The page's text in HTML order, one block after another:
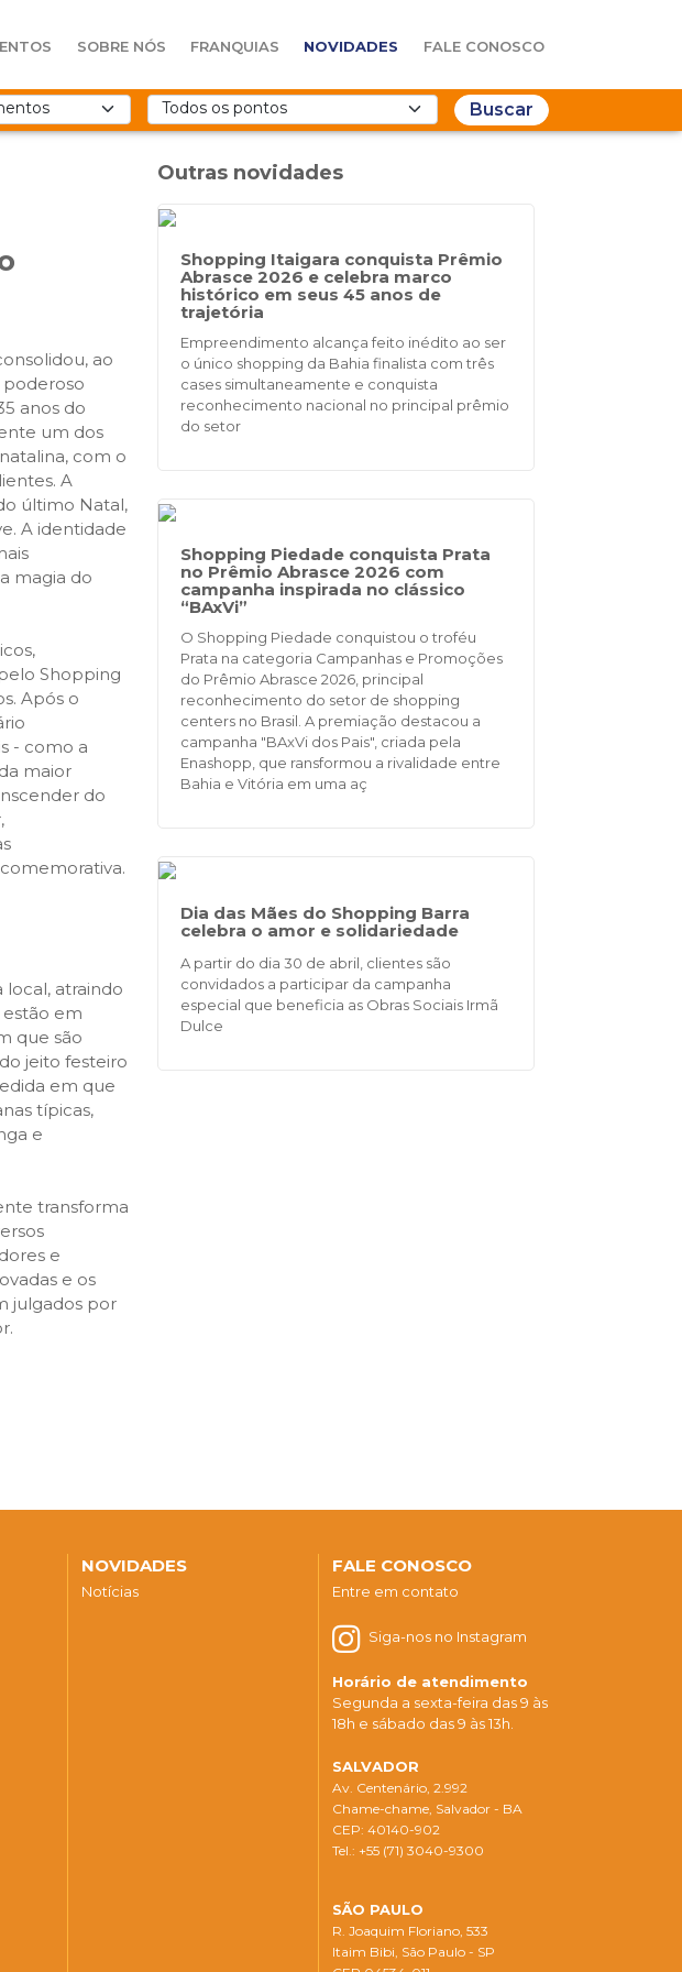
SOBRE NÓS FRANQUIAS NOVIDADES FALE CONOSCO
Buscar
ao
poderoso
anos do
um dos
com o
A
último Natal,
A identidade
magia do
Shopping
Após o
- como a
maior
do
atraindo
estão em
que são
jeito festeiro
em que
típicas,
e
transforma
e
e os
julgados por
Outras novidades
Shopping Itaigara conquista Prêmio
Abrasce 2026 e celebra marco
histórico em seus 45 anos de
trajetória
Empreendimento alcança feito inédito ao ser
o único shopping da Bahia finalista com três
cases simultaneamente e conquista
reconhecimento nacional no principal prêmio
do setor
Shopping Piedade conquista Prata
no Prêmio Abrasce 2026 com
campanha inspirada no clássico
“BAxVi”
O Shopping Piedade conquistou o troféu
Prata na categoria Campanhas e Promoções
do Prêmio Abrasce 2026, principal
reconhecimento do setor de shopping
centers no Brasil. A premiação destacou a
campanha "BAxVi dos Pais", criada pela
Enashopp, que ransformou a rivalidade entre
Bahia e Vitória em uma aç
Dia das Mães do Shopping Barra
celebra o amor e solidariedade
A partir do dia 30 de abril, clientes são
convidados a participar da campanha
especial que beneficia as Obras Sociais Irmã
Dulce
NOVIDADES
Notícias
FALE CONOSCO
Entre em contato
Siga-nos no Instagram
Horário de atendimento
Segunda a sexta-feira das 9 às
18h e sábado das 9 às 13h.
SALVADOR
Av. Centenário, 2.992
Chame-chame, Salvador - BA
CEP: 40140-902
Tel.: +55 (71) 3040-9300
SÃO PAULO
R. Joaquim Floriano, 533
Itaim Bibi, São Paulo - SP